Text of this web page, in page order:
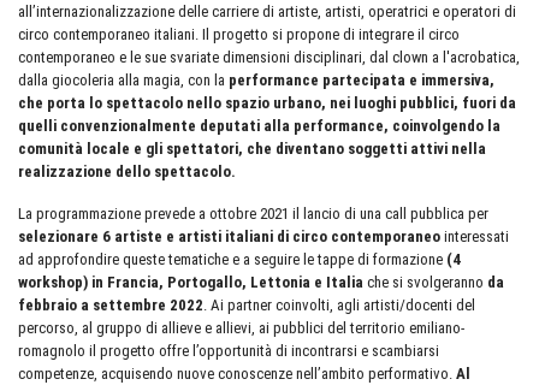
all’internazionalizzazione delle carriere di artiste, artisti, operatrici e operatori di
circo contemporaneo italiani. Il progetto si propone di integrare il circo
contemporaneo e le sue svariate dimensioni disciplinari, dal clown a l'acrobatica,
dalla giocoleria alla magia, con la performance partecipata e immersiva,
che porta lo spettacolo nello spazio urbano, nei luoghi pubblici, fuori da
quelli convenzionalmente deputati alla performance, coinvolgendo la
comunità locale e gli spettatori, che diventano soggetti attivi nella
realizzazione dello spettacolo.
La programmazione prevede a ottobre 2021 il lancio di una call pubblica per
selezionare 6 artiste e artisti italiani di circo contemporaneo interessati
ad approfondire queste tematiche e a seguire le tappe di formazione (4
workshop) in Francia, Portogallo, Lettonia e Italia che si svolgeranno da
febbraio a settembre 2022. Ai partner coinvolti, agli artisti/docenti del
percorso, al gruppo di allieve e allievi, ai pubblici del territorio emiliano-
romagnolo il progetto offre l’opportunità di incontrarsi e scambiarsi
competenze, acquisendo nuove conoscenze nell’ambito performativo. Al